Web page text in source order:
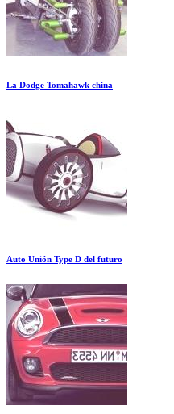
La Dodge Tomahawk china
Auto Unión Type D del futuro